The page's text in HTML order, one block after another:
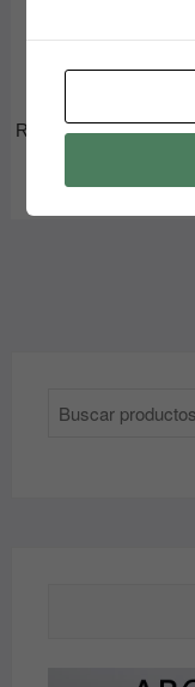
Reductores
secreto para una